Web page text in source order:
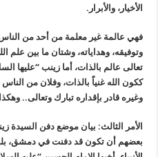
الأخيار، والأبرار.
فهي عالمة غير معلمة من أحد من
وتوفيقه، وهداياته، وشتان ما بين علم
تعالى عالم بالذات، أما زينب “عليها
ككون الله غنياً بالذات، وفلان من الناس
وغيره قادر بإقداره تبارك وتعالى..
الأمر الثالث: بيان موضع دفن السيدة
بعضهم أن تكون قد دفنت في دمشق،